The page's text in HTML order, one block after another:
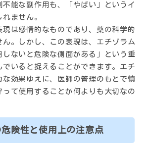
不能な副作用も、「やばい」というイ
ません。
現は感情的なものであり、薬の科学的
ん。しかし、この表現は、エチゾラム
しないと危険な側面がある」という重
でいると捉えることができます。エチ
な効果ゆえに、医師の管理のもとで慎
って使用することが何よりも大切なの
険性と使用上の注意点